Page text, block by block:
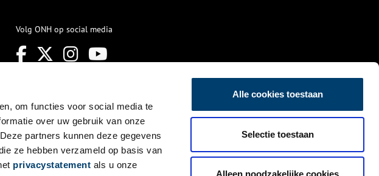
om functies voor social media te
over uw gebruik van onze
partners kunnen deze gegevens
ze hebben verzameld op basis van
privacystatement als u onze
Alle cookies toestaan
Selectie toestaan
Alleen noodzakelijke cookies
Volg ONH op social media